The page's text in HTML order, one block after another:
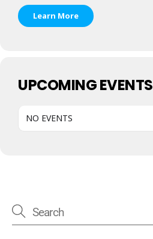
Learn More
UPCOMING EVENTS
NO EVENTS